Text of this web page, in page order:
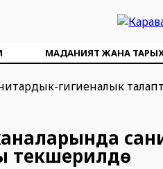
МАДАНИЯТ ЖАНА